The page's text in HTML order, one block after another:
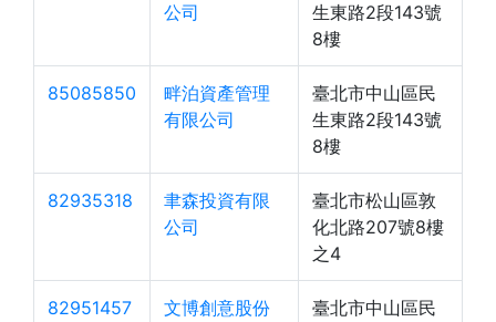
公司
生東路2段143號
8樓
85085850
畔泊資產管理
有限公司
臺北市中山區民
生東路2段143號
8樓
82935318
聿森投資有限
公司
臺北市松山區敦
化北路207號8樓
之4
82951457
文博創意股份
臺北市中山區民